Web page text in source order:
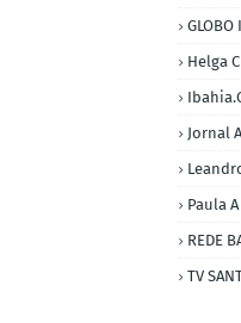
GLOBO
Helga
Jornal
Paula
REDE
TV